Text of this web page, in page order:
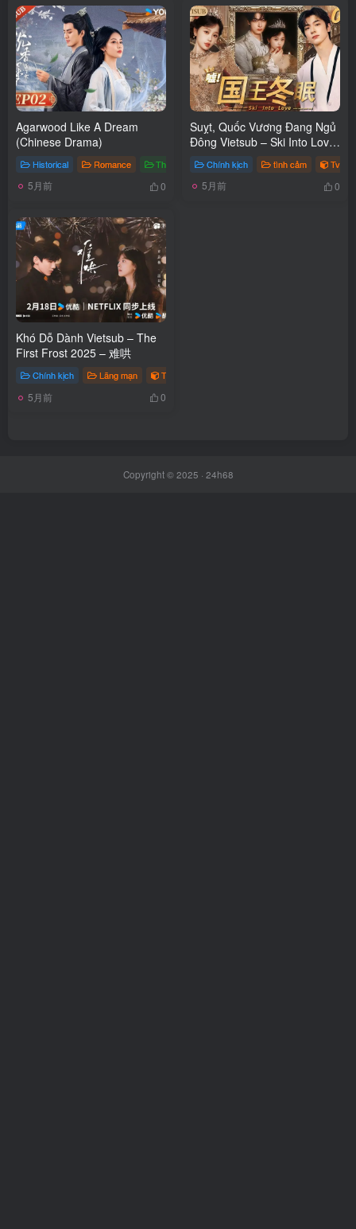
Agarwood Like A Dream
(Chinese Drama)
Historical Romance Thriller # Agarwood Like A Dream
5月前 0
Suỵt, Quốc Vương Đang Ngủ
Đông Vietsub – Ski Into Love
Chính kịch tình cảm
5月前 0
Khó Dỗ Dành Vietsub – The
First Frost 2025 – 难哄
Chính kịch Lãng mạn TvSeries
5月前 0
Copyright © 2025 · 24h68